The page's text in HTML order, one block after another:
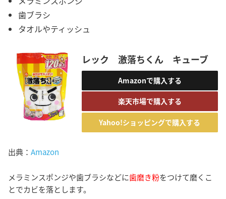
歯ブラシ
タオルやティッシュ
レック 激落ちくん キューブ
Amazonで購入する
楽天市場で購入する
Yahoo!ショッピングで購入する
出典： Amazon
メラミンスポンジや歯ブラシなどに歯磨き粉をつけて磨くこ
とでカビを落とします。